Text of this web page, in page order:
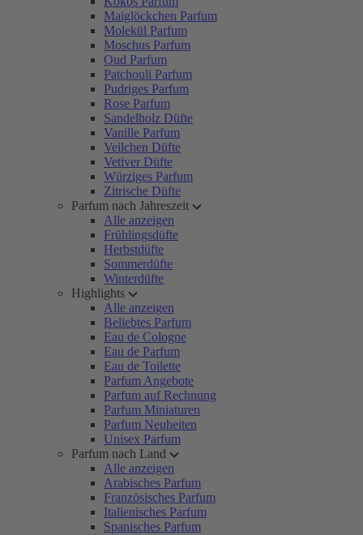
Maiglöckchen Parfum
Molekül Parfum
Moschus Parfum
Oud Parfum
Patchouli Parfum
Pudriges Parfum
Rose Parfum
Sandelholz Düfte
Vanille Parfum
Veilchen Düfte
Vetiver Düfte
Würziges Parfum
Zitrische Düfte
Parfum nach Jahreszeit
Alle anzeigen
Frühlingsdüfte
Herbstdüfte
Sommerdüfte
Winterdüfte
Highlights
Alle anzeigen
Beliebtes Parfum
Eau de Cologne
Eau de Parfum
Eau de Toilette
Parfum Angebote
Parfum auf Rechnung
Parfum Miniaturen
Parfum Neuheiten
Unisex Parfum
Parfum nach Land
Alle anzeigen
Arabisches Parfum
Französisches Parfum
Italienisches Parfum
Spanisches Parfum